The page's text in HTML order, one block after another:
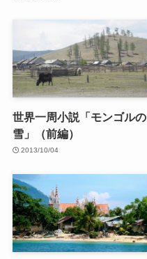
世界一周小説「モンゴルの
雪」（前編）
2013/10/04